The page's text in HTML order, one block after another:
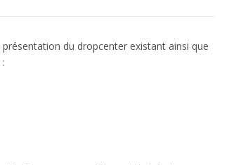
présentation du dropcenter existant ainsi que